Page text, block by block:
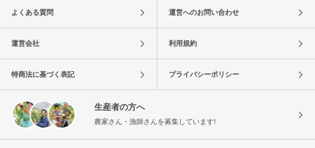
よくある質問 運営へのお問い合わせ
運営会社 利用規約
特商法に基づく表記 プライバシーポリシー
生産者の方へ
農家さん・漁師さんを募集しています!